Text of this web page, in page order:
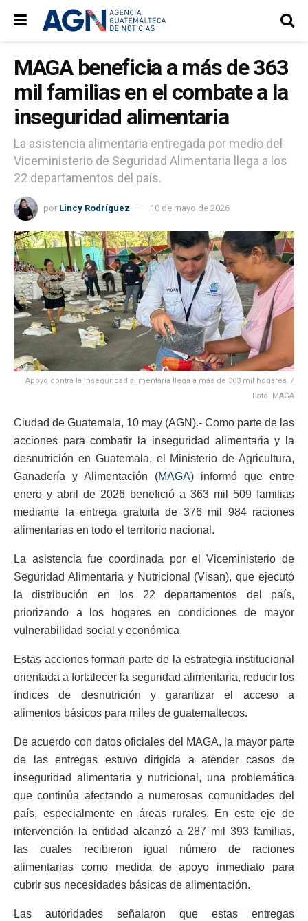
MAGA beneficia a más de 363
mil familias en el combate a la
inseguridad alimentaria
La asistencia alimentaria entregada por medio del
Viceministerio de Seguridad Alimentaria llega a los
22 departamentos del país.
por Lincy Rodríguez 10 de mayo de 2026
Apoyo contra la inseguridad alimentaria llega a más de 363 mil hogares. /
Foto: MAGA
Ciudad de Guatemala, 10 may (AGN).- Como parte de las
acciones para combatir la inseguridad alimentaria y la
desnutrición en Guatemala, el Ministerio de Agricultura,
Ganadería y Alimentación (MAGA) informó que entre
enero y abril de 2026 benefició a 363 mil 509 familias
mediante la entrega gratuita de 376 mil 984 raciones
alimentarias en todo el territorio nacional.
La asistencia fue coordinada por el Viceministerio de
Seguridad Alimentaria y Nutricional (Visan), que ejecutó
la distribución en los 22 departamentos del país,
priorizando a los hogares en condiciones de mayor
vulnerabilidad social y económica.
Estas acciones forman parte de la estrategia institucional
orientada a fortalecer la seguridad alimentaria, reducir los
índices de desnutrición y garantizar el acceso a
alimentos básicos para miles de guatemaltecos.
De acuerdo con datos oficiales del MAGA, la mayor parte
de las entregas estuvo dirigida a atender casos de
inseguridad alimentaria y nutricional, una problemática
que continúa afectando a numerosas comunidades del
país, especialmente en áreas rurales. En este eje de
intervención la entidad alcanzó a 287 mil 393 familias,
las cuales recibieron igual número de raciones
alimentarias como medida de apoyo inmediato para
cubrir sus necesidades básicas de alimentación.
Las autoridades señalaron que estas entregas